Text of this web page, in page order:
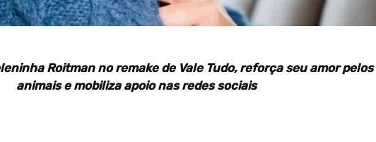
Roitman no remake de Vale Tudo, reforça seu amor pelos
animais e mobiliza apoio nas redes sociais